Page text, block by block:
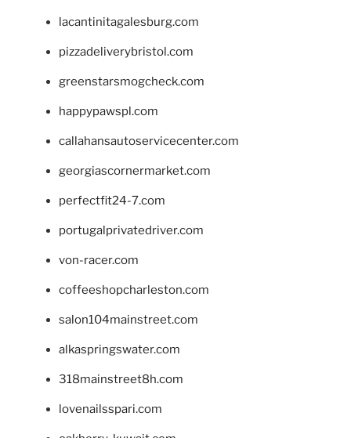
lacantinitagalesburg.com
pizzadeliverybristol.com
greenstarsmogcheck.com
happypawspl.com
callahansautoservicecenter.com
georgiascornermarket.com
perfectfit24-7.com
portugalprivatedriver.com
von-racer.com
coffeeshopcharleston.com
salon104mainstreet.com
alkaspringswater.com
318mainstreet8h.com
lovenailsspari.com